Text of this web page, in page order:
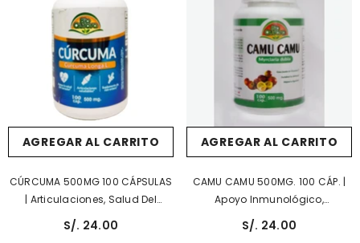
AGREGAR AL CARRITO
CÚRCUMA 500MG 100 CÁPSULAS
| Articulaciones, Salud Del
Corazón.
S/. 24.00
AGREGAR AL CARRITO
CAMU CAMU 500MG. 100 CÁP. |
Apoyo Inmunológico,
Antioxidante, Antiinflamatorio.
S/. 24.00